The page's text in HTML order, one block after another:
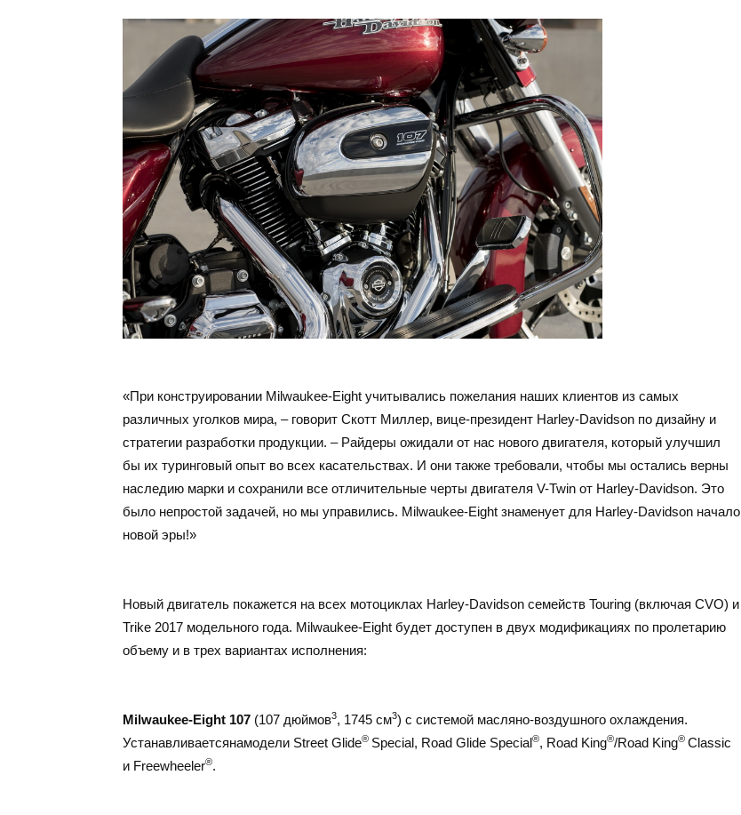
«При конструировании Milwaukee-Eight учитывались пожелания наших клиентов из самых
различных уголков мира, – говорит Скотт Миллер, вице-президент Harley-Davidson по дизайну и
стратегии разработки продукции. – Райдеры ожидали от нас нового двигателя, который улучшил
бы их туринговый опыт во всех касательствах. И они также требовали, чтобы мы остались верны
наследию марки и сохранили все отличительные черты двигателя V-Twin от Harley-Davidson. Это
было непростой задачей, но мы управились. Milwaukee-Eight знаменует для Harley-Davidson начало
новой эры!»
Новый двигатель покажется на всех мотоциклах Harley-Davidson семейств Touring (включая CVO) и
Trike 2017 модельного года. Milwaukee-Eight будет доступен в двух модификациях по пролетарию
объему и в трех вариантах исполнения:
Milwaukee-Eight 107 (107 дюймов3, 1745 см3) с системой масляно-воздушного охлаждения.
Устанавливаетсянамодели Street Glide® Special, Road Glide Special®, Road King®/Road King® Classic
и Freewheeler®.